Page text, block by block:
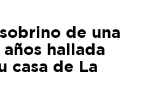
de una
hallada
casa de La